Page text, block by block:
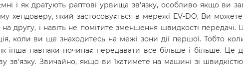
і як дратують раптові урвища зв'язку, особливо якщо ви
хендоверу, який застосовується в мережі EV-DO, Ви
на другу, і навіть не помітите зменшення швидкості
коли ви ще знаходитесь на межі зони дії першої. Тобто
інша навпаки починає передавати все більше і більше. Це
зв'язку. Звичайно, якщо ви їхатимете на машині зі